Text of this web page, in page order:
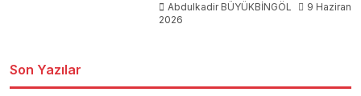
Abdulkadir BÜYÜKBİNGÖL
9 Haziran
2026
Son Yazılar